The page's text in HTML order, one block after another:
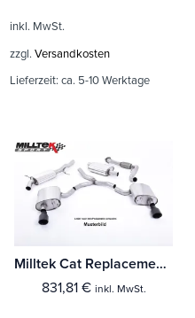
inkl. MwSt.
zzgl. Versandkosten
Lieferzeit: ca. 5-10 Werktage
Milltek Cat Replacement Pipe Audi S5 3.0 V6 Turbo Sportback B9 (Nur Modelle ohne Sport Diff)
831,81 € inkl. MwSt.